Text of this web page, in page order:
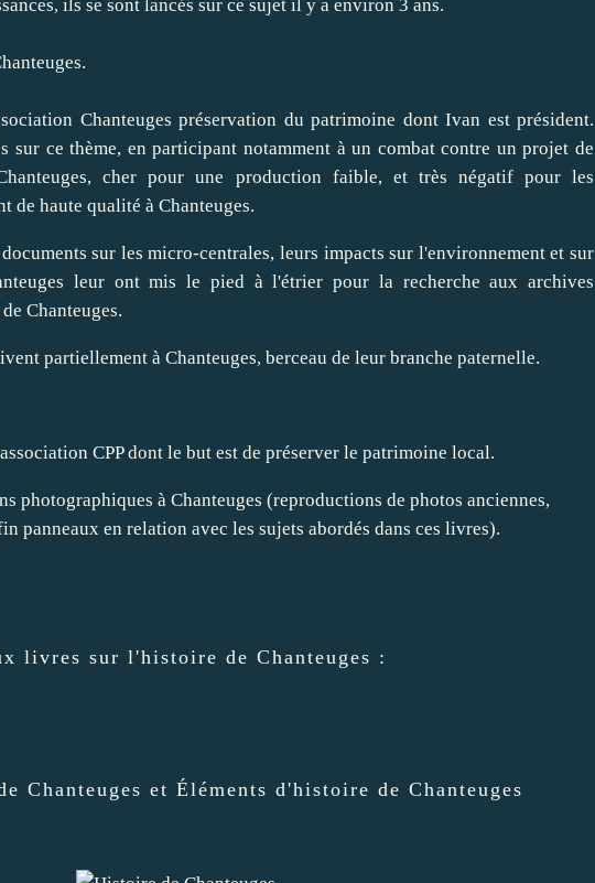
ils se sont lancés sur ce sujet il y a environ 3 ans.
Chanteuges préservation du patrimoine dont Ivan est président.
ce thème, en participant notamment à un combat contre un projet de
cher pour une production faible, et très négatif pour les
de haute qualité à Chanteuges.
sur les micro-centrales, leurs impacts sur l'environnement et sur
leur ont mis le pied à l'étrier pour la recherche aux archives
Chanteuges.
partiellement à Chanteuges, berceau de leur branche paternelle.
CPP dont le but est de préserver le patrimoine local.
photographiques à Chanteuges (reproductions de photos anciennes,
panneaux en relation avec les sujets abordés dans ces livres).
livres sur l'histoire de Chanteuges :
Chanteuges et Éléments d'histoire de Chanteuges